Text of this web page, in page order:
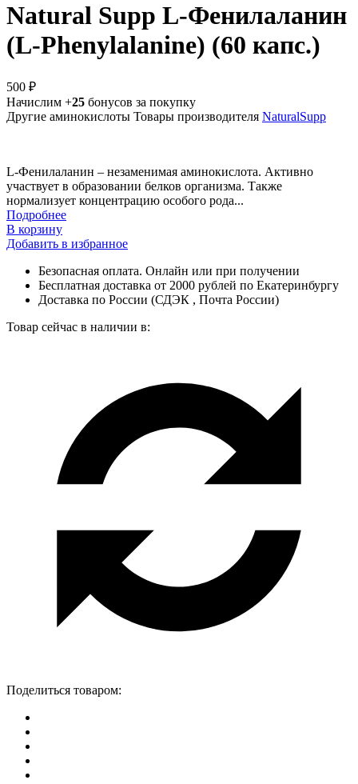
Natural Supp L-Фенилаланин
(L-Phenylalanine) (60 капс.)
500 ₽
Начислим +25 бонусов за покупку
Другие аминокислоты Товары производителя NaturalSupp
L-Фенилаланин – незаменимая аминокислота. Активно
участвует в образовании белков организма. Также
нормализует концентрацию особого рода...
Подробнее
В корзину
Добавить в избранное
Безопасная оплата. Онлайн или при получении
Бесплатная доставка от 2000 рублей по Екатеринбургу
Доставка по России (СДЭК , Почта России)
Товар сейчас в наличии в:
Поделиться товаром: